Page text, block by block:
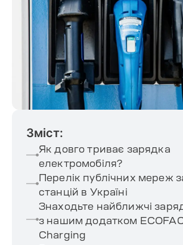
Зміст:
Як довго триває зарядка
електромобіля?
Перелік публічних мереж
станцій в Україні
Знаходьте найближчі
з нашим додатком
Charging